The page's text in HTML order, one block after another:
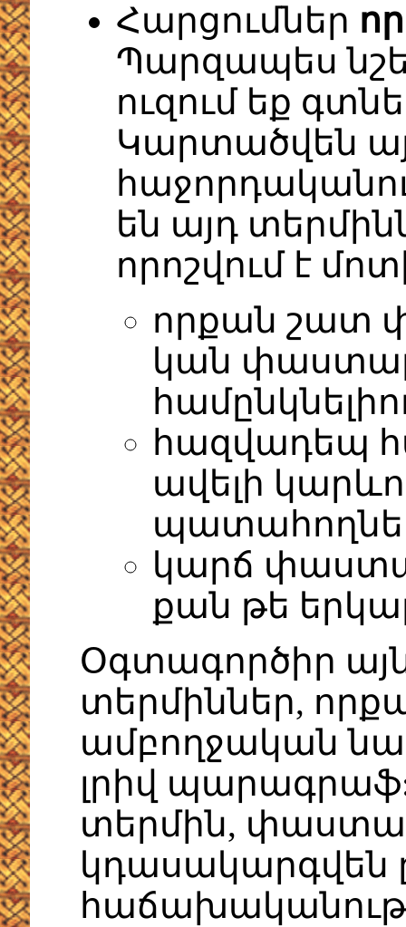
Հարցումներ
Պարզապես
ուզում եք
Կարտածվեն
են այդ
որոշվում է
որքան շատ
կան
հազվադեպ
ավելի
կարճ
քան թե
Օգտագործիր
տերմիններ,
ամբողջական
լրիվ պարագրաֆ:
տերմին,